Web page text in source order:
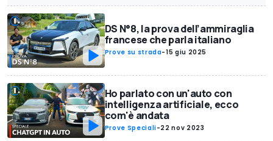
DS N°8, la prova dell’ammiraglia
francese che parla italiano
Prove su strada-15 giu 2025
Ho parlato con un'auto con
intelligenza artificiale, ecco
com'è andata
Prove Speciali-22 nov 2023